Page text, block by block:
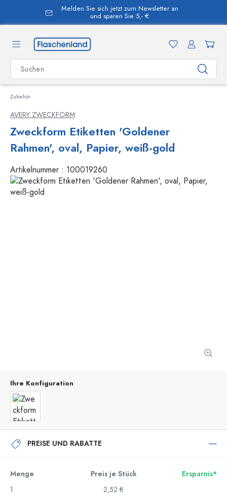
springen
Melden Sie sich jetzt zum Newsletter an
und sparen Sie 5,- €
Zubehör
AVERY ZWECKFORM
Zweckform Etiketten 'Goldener
Rahmen', oval, Papier, weiß-gold
Artikelnummer : 100019260
Ihre Konfiguration
PREISE UND RABATTE
Menge Preis je Stück
Ersparnis*
1
2,52 €